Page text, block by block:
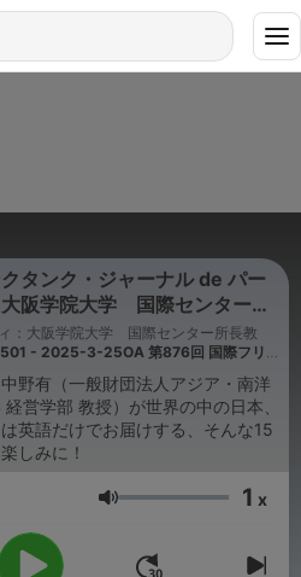
タンク・ジャーナル de パー
阪学院大学 国際センター所
：大阪学院大学 国際センター所長教
501 - 2025-3-25OA 第876回 国際フリー
野有（一般財団法人アジア・南洋
営学部 教授）が世界の中の日本、
英語だけでお届けする、そんな15
しみに！
Volume 1 x